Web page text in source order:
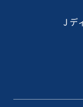
J デ